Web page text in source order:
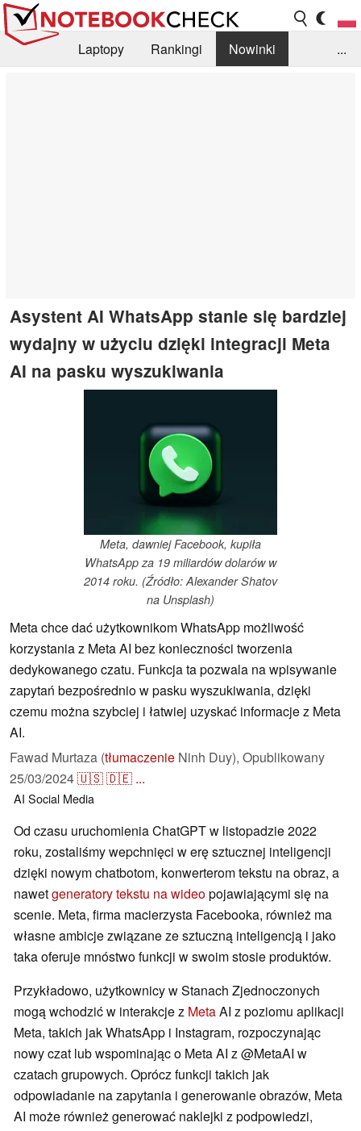
Laptopy Rankingi
Nowinki
...
Asystent AI WhatsApp stanie się bardziej
wydajny w użyciu dzięki integracji Meta
AI na pasku wyszukiwania
Meta, dawniej Facebook, kupiła
WhatsApp za 19 miliardów dolarów w
2014 roku. (Źródło: Alexander Shatov
na Unsplash)
Meta chce dać użytkownikom WhatsApp możliwość
korzystania z Meta AI bez konieczności tworzenia
dedykowanego czatu. Funkcja ta pozwala na wpisywanie
zapytań bezpośrednio w pasku wyszukiwania, dzięki
czemu można szybciej i łatwiej uzyskać informacje z Meta
AI.
Fawad Murtaza (tłumaczenie Ninh Duy), Opublikowany
25/03/2024🇺🇸🇩🇪 ...
AI Social Media
Od czasu uruchomienia ChatGPT w listopadzie 2022
roku, zostaliśmy wepchnięci w erę sztucznej inteligencji
dzięki nowym chatbotom, konwerterom tekstu na obraz, a
nawetgeneratory tekstu na wideopojawiającymi się na
scenie. Meta, firma macierzysta Facebooka, również ma
własne ambicje związane ze sztuczną inteligencją i jako
taka oferuje mnóstwo funkcji w swoim stosie produktów.
Przykładowo, użytkownicy w Stanach Zjednoczonych
mogą wchodzić w interakcje z MetaAI z poziomu aplikacji
Meta, takich jak WhatsApp i Instagram, rozpoczynając
nowy czat lub wspominając o Meta AI z @MetaAI w
czatach grupowych. Oprócz funkcji takich jak
odpowiadanie na zapytania i generowanie obrazów, Meta
AI może również generować naklejki z podpowiedzi,